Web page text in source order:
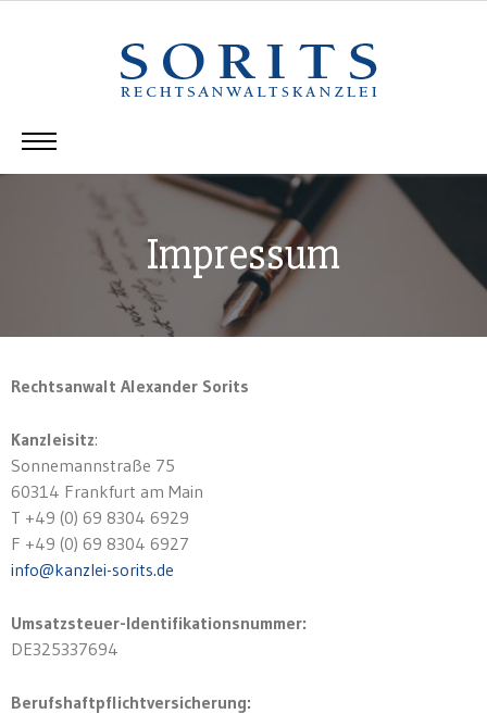
Impressum
Rechtsanwalt Alexander Sorits
Kanzleisitz:
Sonnemannstraße 75
60314 Frankfurt am Main
T +49 (0) 69 8304 6929
F +49 (0) 69 8304 6927
info@kanzlei-sorits.de
Umsatzsteuer-Identifikationsnummer:
DE325337694
Berufshaftpflichtversicherung: